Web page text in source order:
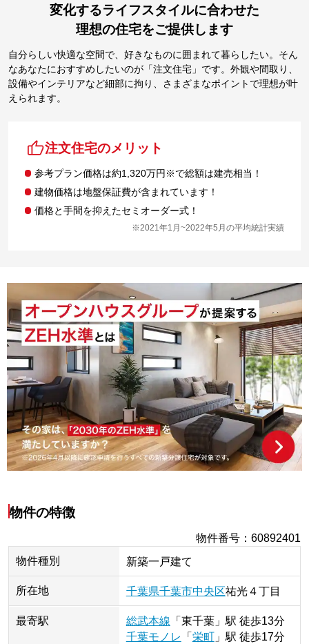
変化するライフスタイルに合わせた
理想の住宅をご提供します
自分らしい快適な空間で、好きなものに囲まれて暮らしたい。そん
なあなたにおすすめしたいのが「注文住宅」です。外観や間取り、
設備やインテリアなど細部に拘り、さまざまなポイントで理想が叶
えられます。
注文住宅のメリット
参考プラン価格は約1,320万円※で総額は建売相当！
建物価格は地盤保証費が含まれています！
価格と手間を抑えたセミオーダー式！
※2021年1月~2022年5月の平均統計実績
物件の特徴
物件番号 ：60892401
物件種別
新築一戸建て
所在地 千葉県千葉市中央区祐光４丁目
最寄駅 総武本線 「 東千葉」 駅 徒歩13分
千葉モノレ
「 栄町」 駅 徒歩17分